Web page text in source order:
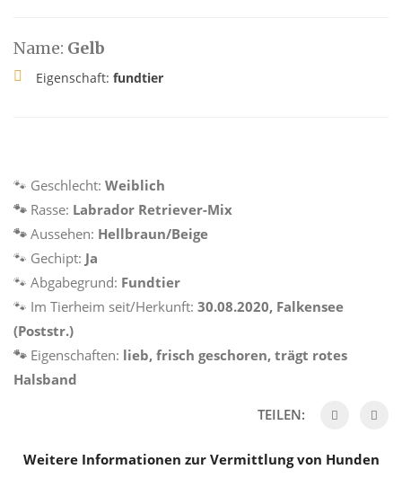
Name: Gelb
Eigenschaft: fundtier
🐾 Geschlecht: Weiblich
🐾 Rasse: Labrador Retriever-Mix
🐾 Aussehen: Hellbraun/Beige
🐾 Gechipt: Ja
🐾 Abgabegrund: Fundtier
🐾 Im Tierheim seit/Herkunft: 30.08.2020, Falkensee
(Poststr.)
🐾 Eigenschaften: lieb, frisch geschoren, trägt rotes
Halsband
TEILEN:
Weitere Informationen zur Vermittlung von Hunden